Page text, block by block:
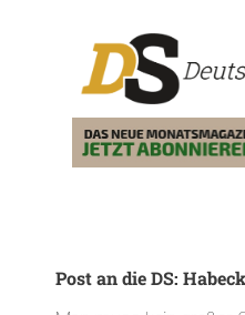
Post an die DS: